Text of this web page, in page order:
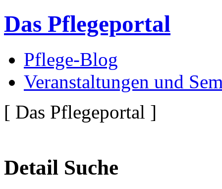
Das Pflegeportal
Pflege-Blog
Veranstaltungen und
[ Das Pflegeportal ]
Detail Suche